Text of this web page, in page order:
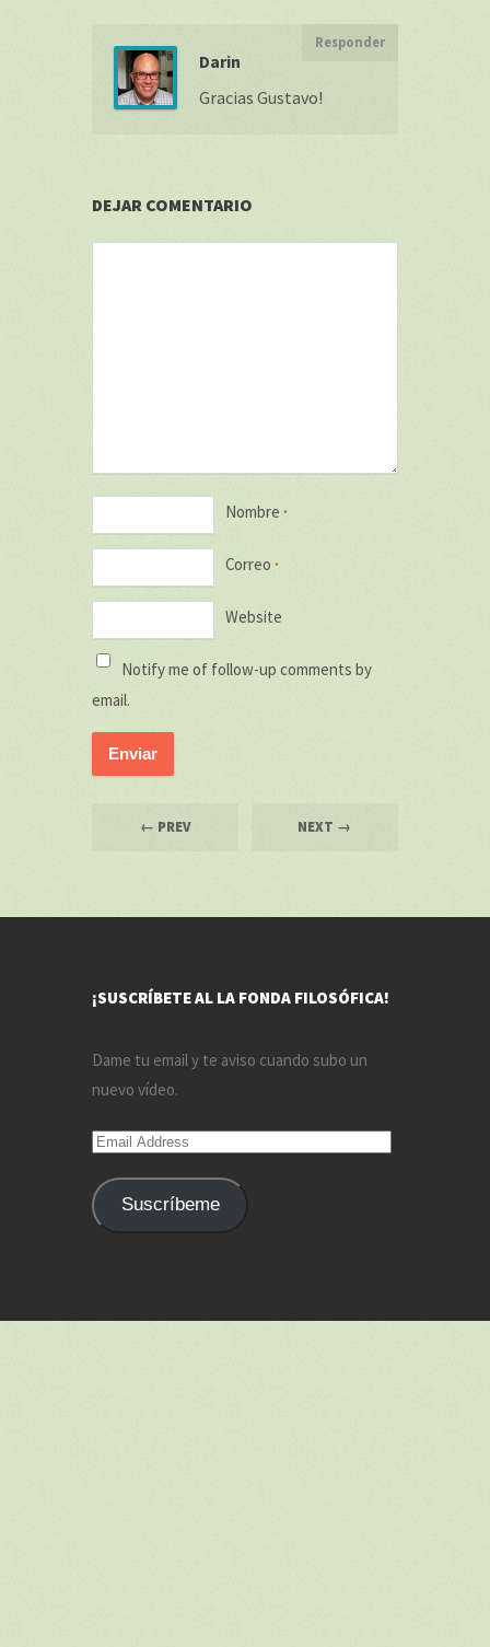
Darin
Responder
Gracias Gustavo!
DEJAR COMENTARIO
Nombre *
Correo *
Website
Notify me of follow-up comments by
email.
← PREV NEXT →
¡SUSCRÍBETE AL LA FONDA FILOSÓFICA!
Dame tu email y te aviso cuando subo un
nuevo vídeo.
Email
Suscríbeme